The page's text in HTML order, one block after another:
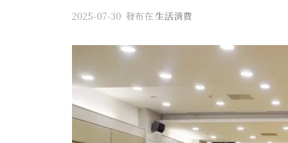
2025-07-30 發布在生活消費